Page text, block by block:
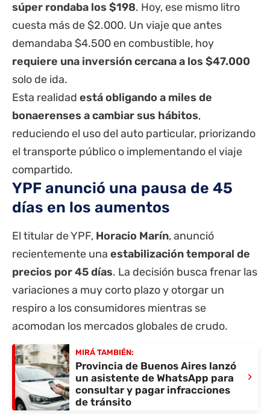
súper rondaba los $198. Hoy, ese mismo litro
cuesta más de $2.000. Un viaje que antes
demandaba $4.500 en combustible, hoy
requiere una inversión cercana a los $47.000
solo de ida.
Esta realidad está obligando a miles de
bonaerenses a cambiar sus hábitos,
reduciendo el uso del auto particular, priorizando
el transporte público o implementando el viaje
compartido.
YPF anunció una pausa de 45
días en los aumentos
El titular de YPF, Horacio Marín, anunció
recientemente una estabilización temporal de
precios por 45 días. La decisión busca frenar las
variaciones a muy corto plazo y otorgar un
respiro a los consumidores mientras se
acomodan los mercados globales de crudo.
MIRÁ TAMBIÉN:
Provincia de Buenos Aires lanzó
un asistente de WhatsApp para
consultar y pagar infracciones
de tránsito
›